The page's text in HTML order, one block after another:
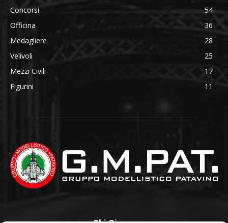
Concorsi
54
Officina
36
Medagliere
28
Velivoli
25
Mezzi Civili
17
Figurini
11